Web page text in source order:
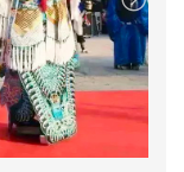
trận động đất
là nguyên dạng
văn hóa dân
nhà nước Trung
tái thiết. Vào